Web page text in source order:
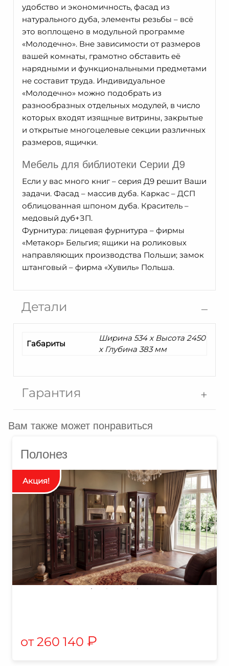
удобство и экономичность, фасад из
натурального дуба, элементы резьбы – всё
это воплощено в модульной программе
«Молодечно». Вне зависимости от размеров
вашей комнаты, грамотно обставить её
нарядными и функциональными предметами
не составит труда. Индивидуальное
«Молодечно» можно подобрать из
разнообразных отдельных модулей, в число
которых входят изящные витрины, закрытые
и открытые многоцелевые секции различных
размеров, ящички.
Мебель для библиотеки Серии Д9
Если у вас много книг – серия Д9 решит Ваши
задачи. Фасад – массив дуба. Каркас – ДСП
облицованная шпоном дуба. Краситель –
медовый дуб+ЗП.
Фурнитура: лицевая фурнитура – фирмы
«Метакор» Бельгия; ящики на роликовых
направляющих производства Польши; замок
штанговый – фирма «Хувиль» Польша.
Детали
Габариты
Ширина 534 x Высота 2450
x Глубина 383 мм
Гарантия
Вам также может понравиться
Полонез
260 140 ₽